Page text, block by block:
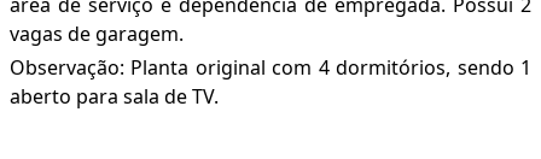
vagas de garagem.
Observação: Planta original com 4 dormitórios, sendo 1
aberto para sala de TV.